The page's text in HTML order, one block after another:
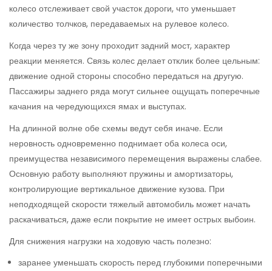
колесо отслеживает свой участок дороги, что уменьшает
количество толчков, передаваемых на рулевое колесо.
Когда через ту же зону проходит задний мост, характер
реакции меняется. Связь колес делает отклик более цельным:
движение одной стороны способно передаться на другую.
Пассажиры заднего ряда могут сильнее ощущать поперечные
качания на чередующихся ямах и выступах.
На длинной волне обе схемы ведут себя иначе. Если
неровность одновременно поднимает оба колеса оси,
преимущества независимого перемещения выражены слабее.
Основную работу выполняют пружины и амортизаторы,
контролирующие вертикальное движение кузова. При
неподходящей скорости тяжелый автомобиль может начать
раскачиваться, даже если покрытие не имеет острых выбоин.
Для снижения нагрузки на ходовую часть полезно:
заранее уменьшать скорость перед глубокими поперечными